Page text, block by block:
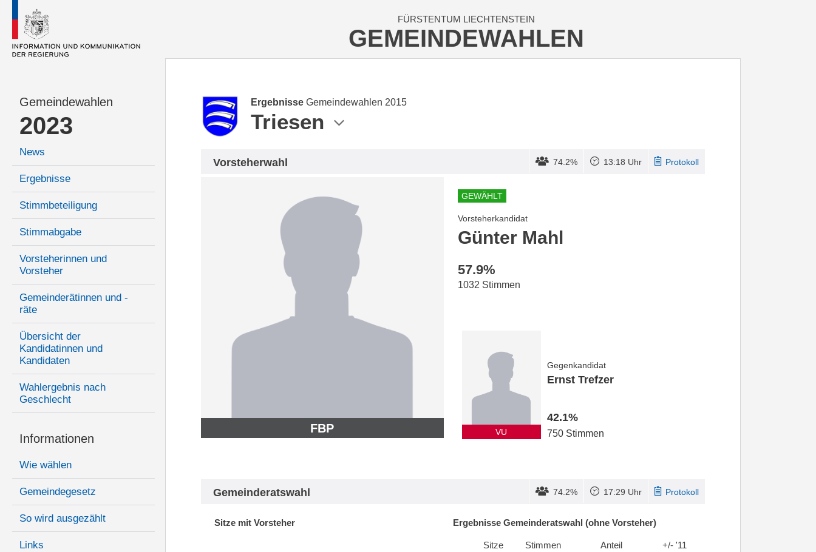
FÜRSTENTUM LIECHTENSTEIN
GEMEINDEWAHLEN
Gemeindewahlen
2023
News
Ergebnisse
Stimmbeteiligung
Stimmabgabe
Vorsteherinnen und
Vorsteher
Gemeinderätinnen und -
räte
Übersicht der
Kandidatinnen und
Kandidaten
Wahlergebnis nach
Geschlecht
Informationen
Wie wählen
Gemeindegesetz
So wird ausgezählt
Links
Ergebnisse Gemeindewahlen 2015
Triesen
Vorsteherwahl 74.2% 13:18 Uhr Protokoll
FBP
GEWÄHLT
Vorsteherkandidat
Günter Mahl
57.9%
1032 Stimmen
VU
Gegenkandidat
Ernst Trefzer
42.1%
750 Stimmen
Gemeinderatswahl 74.2% 17:29 Uhr Protokoll
Sitze mit Vorsteher Ergebnisse Gemeinderatswahl (ohne Vorsteher)
Sitze Stimmen Anteil
+/- '11